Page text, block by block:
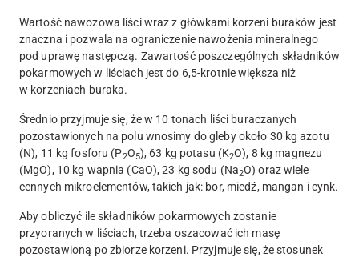
Wartość nawozowa liści wraz z główkami korzeni buraków jest
znaczna i pozwala na ograniczenie nawożenia mineralnego
pod uprawę następczą. Zawartość poszczególnych składników
pokarmowych w liściach jest do 6,5-krotnie większa niż
w korzeniach buraka.
Średnio przyjmuje się, że w 10 tonach liści buraczanych
pozostawionych na polu wnosimy do gleby około 30 kg azotu
(N), 11 kg fosforu (P2O5), 63 kg potasu (K2O), 8 kg magnezu
(MgO), 10 kg wapnia (CaO), 23 kg sodu (Na2O) oraz wiele
cennych mikroelementów, takich jak: bor, miedź, mangan i cynk.
Aby obliczyć ile składników pokarmowych zostanie
przyoranych w liściach, trzeba oszacować ich masę
pozostawioną po zbiorze korzeni. Przyjmuje się, że stosunek